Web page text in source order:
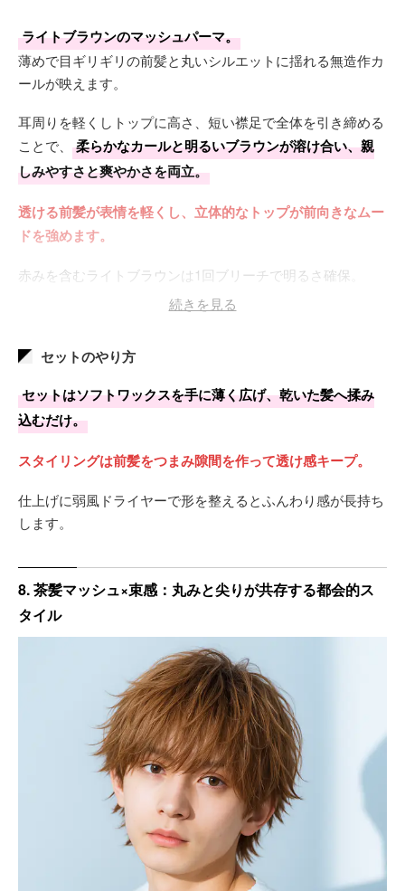
ライトブラウンのマッシュパーマ。
薄めで目ギリギリの前髪と丸いシルエットに揺れる無造作カ
ールが映えます。
耳周りを軽くしトップに高さ、短い襟足で全体を引き締める
ことで、
柔らかなカールと明るいブラウンが溶け合い、親
しみやすさと爽やかさを両立。
透ける前髪が表情を軽くし、立体的なトップが前向きなムー
ドを強めます。
赤みを含むライトブラウンは1回ブリーチで明るさ確保。
内側に残したダークブラウンが陰影を作り、立体的です。
褪色はやや早め、リタッチ周期は約1か月。
続きを見る
セットのやり方
セットはソフトワックスを手に薄く広げ、乾いた髪へ揉み
込むだけ。
スタイリングは前髪をつまみ隙間を作って透け感キープ。
仕上げに弱風ドライヤーで形を整えるとふんわり感が長持ち
します。
8. 茶髪マッシュ×束感：丸みと尖りが共存する都会的ス
タイル